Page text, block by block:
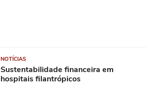
NOTÍCIAS
Sustentabilidade financeira em
hospitais filantrópicos